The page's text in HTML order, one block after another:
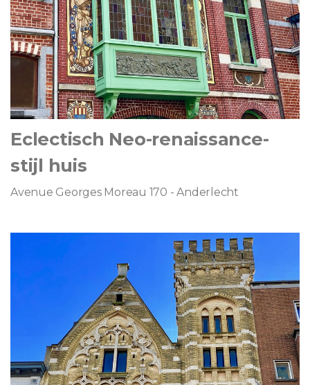
Eclectisch Neo-renaissance-
stijl huis
Avenue Georges Moreau 170 - Anderlecht